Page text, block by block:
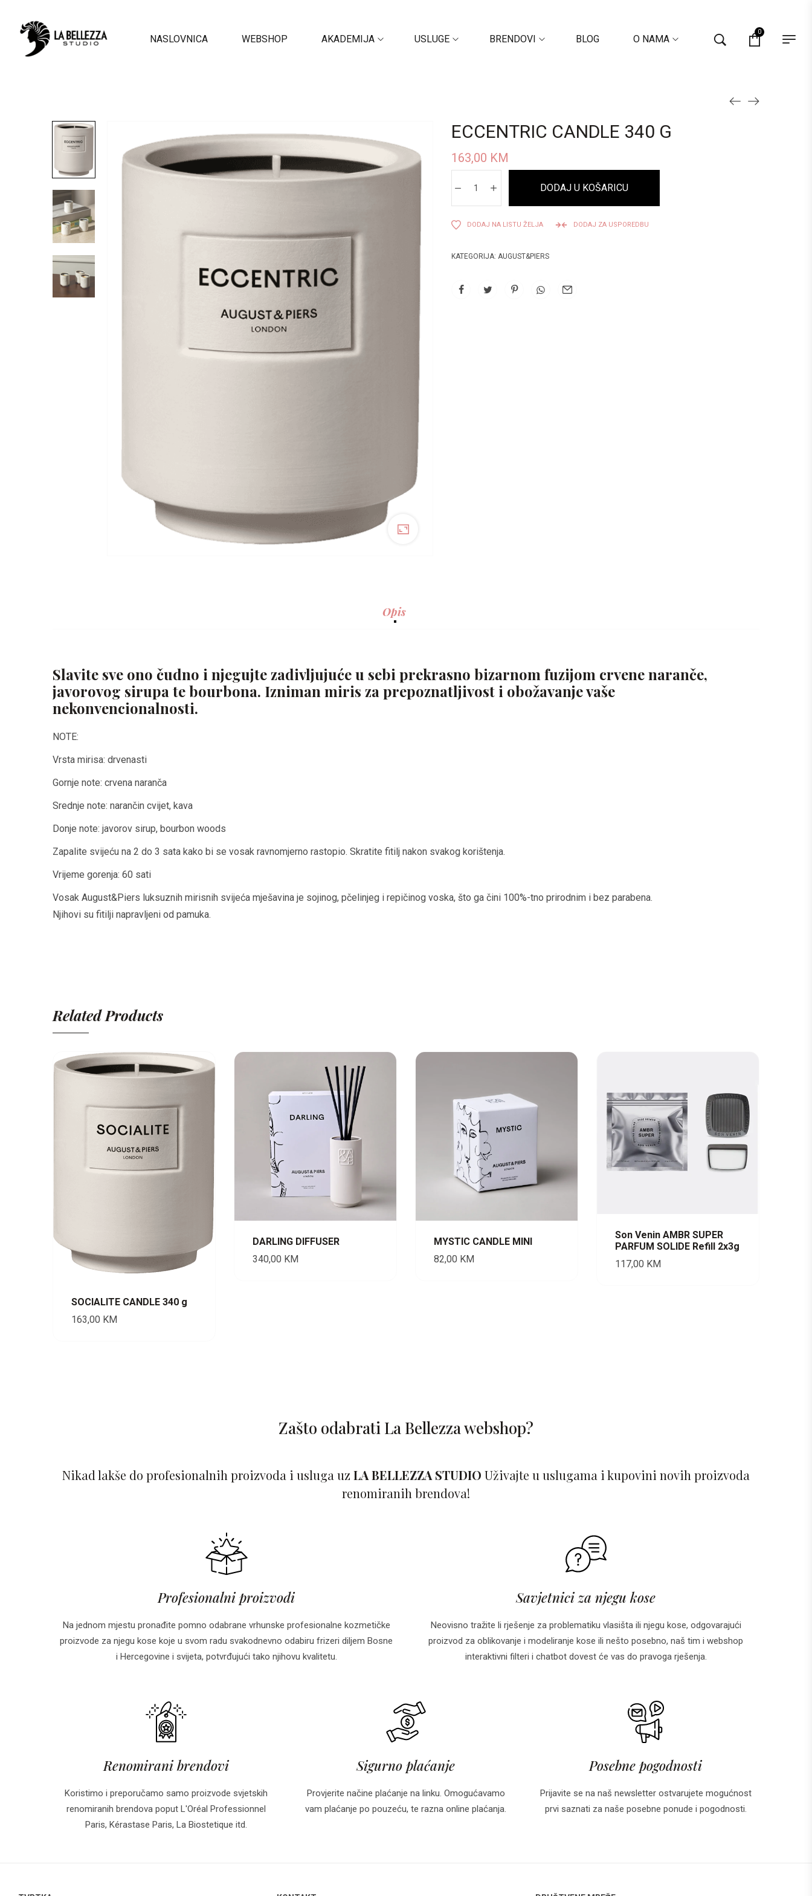
NASLOVNICA WEBSHOP AKADEMIJA USLUGE BRENDOVI BLOG O NAMA
0
ECCENTRIC CANDLE 340 G
163,00 KM
DODAJ U KOŠARICU
DODAJ NA LISTU ŽELJA DODAJ ZA USPOREDBU
KATEGORIJA: AUGUST&PIERS
Opis
Slavite sve ono čudno i njegujte zadivljujuće u sebi prekrasno bizarnom fuzijom crvene naranče,
javorovog sirupa te bourbona. Izniman miris za prepoznatljivost i obožavanje vaše
nekonvencionalnosti.
NOTE:
Vrsta mirisa: drvenasti
Gornje note: crvena naranča
Srednje note: narančin cvijet, kava
Donje note: javorov sirup, bourbon woods
Zapalite svijeću na 2 do 3 sata kako bi se vosak ravnomjerno rastopio. Skratite fitilj nakon svakog korištenja.
Vrijeme gorenja: 60 sati
Vosak August&Piers luksuznih mirisnih svijeća mješavina je sojinog, pčelinjeg i repičinog voska, što ga čini 100%-tno prirodnim i bez parabena.
Njihovi su fitilji napravljeni od pamuka.
Related Products
SOCIALITE CANDLE 340 g
163,00 KM
DARLING DIFFUSER
340,00 KM
MYSTIC CANDLE MINI
82,00 KM
Son Venin AMBR SUPER
PARFUM SOLIDE Refill 2x3g
117,00 KM
Zašto odabrati La Bellezza webshop?
Nikad lakše do profesionalnih proizvoda i usluga uz LA BELLEZZA STUDIO Uživajte u uslugama i kupovini novih proizvoda
renomiranih brendova!
Profesionalni proizvodi
Na jednom mjestu pronađite pomno odabrane vrhunske profesionalne kozmetičke
proizvode za njegu kose koje u svom radu svakodnevno odabiru frizeri diljem Bosne
i Hercegovine i svijeta, potvrđujući tako njihovu kvalitetu.
Savjetnici za njegu kose
Neovisno tražite li rješenje za problematiku vlasišta ili njegu kose, odgovarajući
proizvod za oblikovanje i modeliranje kose ili nešto posebno, naš tim i webshop
interaktivni filteri i chatbot dovest će vas do pravoga rješenja.
Renomirani brendovi
Koristimo i preporučamo samo proizvode svjetskih
renomiranih brendova poput L'Oréal Professionnel
Paris, Kérastase Paris, La Biostetique itd.
Sigurno plaćanje
Provjerite načine plaćanje na linku. Omogućavamo
vam plaćanje po pouzeću, te razna online plaćanja.
Posebne pogodnosti
Prijavite se na naš newsletter ostvarujete mogućnost
prvi saznati za naše posebne ponude i pogodnosti.